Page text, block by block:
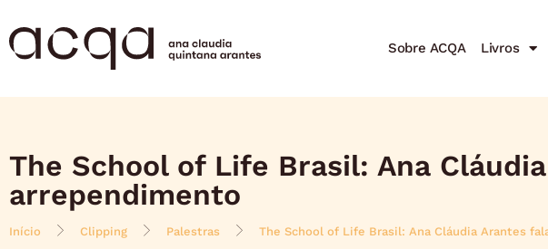
Sobre ACQA Livros
The School of Life Brasil: Ana
arrependimento
Início Clipping Palestras The School of Life Brasil: Ana Cláudia Arantes